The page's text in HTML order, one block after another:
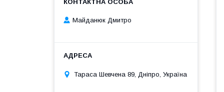
Майданюк Дмитро
Тараса Шевчена 89, Дніпро, Україна